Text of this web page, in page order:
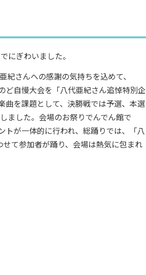
にぎわいました。
さんへの感謝の気持ちを込めて、
ど自慢大会を「八代亜紀さん追悼特別企
曲を課題として、決勝戦では予選、本選
ました。会場のお祭りでんでん館で
トが一体的に行われ、総踊りでは、「八
て参加者が踊り、会場は熱気に包まれ